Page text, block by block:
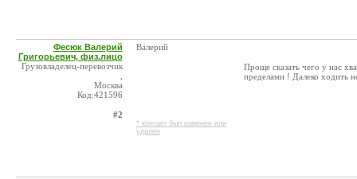
Фесюк Валерий
Григорьевич, физ.лицо
Грузовладелец-перевозчик
Москва
Код:421596
#2
Валерий
* контакт был изменен или
удален
Проще сказать чего у нас
пределами ! Далеко ходить